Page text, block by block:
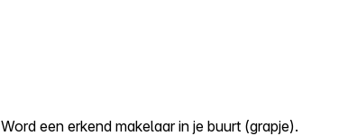
Word een erkend makelaar in je buurt (grapje).